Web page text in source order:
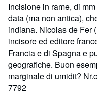
Incisione in rame, di
data (ma non antica),
indiana. Nicolas de Fer
incisore ed editore
Francia e di Spagna e
geografiche. Buon
marginale di umidit?
7792